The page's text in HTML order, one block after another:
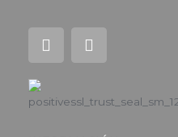
n
s
t
g
a
c
e
o